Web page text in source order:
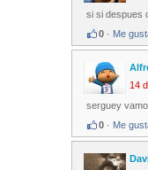
si si despues
0 · Me
14
serguey
0 · Me